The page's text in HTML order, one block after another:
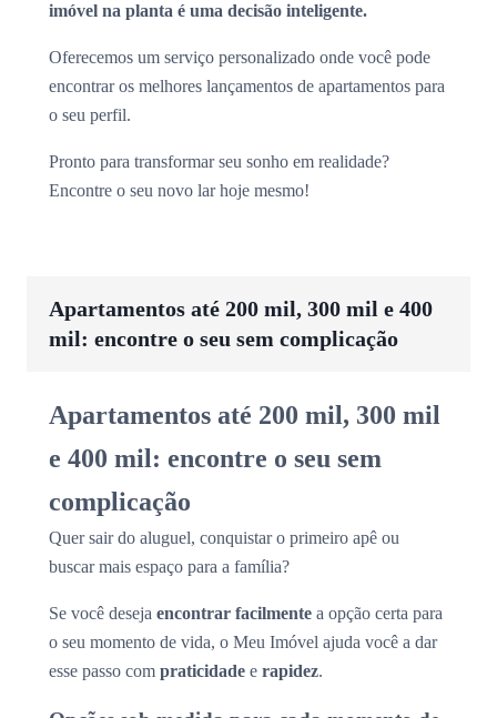
imóvel na planta é uma decisão inteligente.
Oferecemos um serviço personalizado onde você pode
encontrar os melhores lançamentos de apartamentos para
o seu perfil.
Pronto para transformar seu sonho em realidade?
Encontre o seu novo lar hoje mesmo!
Apartamentos até 200 mil, 300 mil e 400
mil: encontre o seu sem complicação
Apartamentos até 200 mil, 300 mil
e 400 mil: encontre o seu sem
complicação
Quer sair do aluguel, conquistar o primeiro apê ou
buscar mais espaço para a família?
Se você deseja encontrar facilmente a opção certa para
o seu momento de vida, o Meu Imóvel ajuda você a dar
esse passo com praticidade e rapidez.